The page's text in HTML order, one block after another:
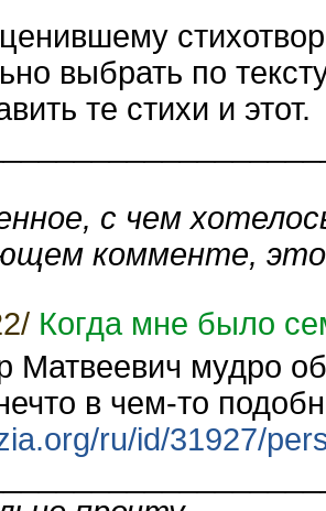
выбрать по
те стихи и этот.
с чем
комменте,
Когда мне было
Матвеевич мудро
в чем-то
ru/id/31927/